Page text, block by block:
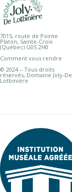
7015, route de Pointe
Platon, Sainte-Croix
(Québec) G0S 2H0
Comment vous rendre
© 2024 – Tous droits
réservés, Domaine Joly-De
Lotbinière